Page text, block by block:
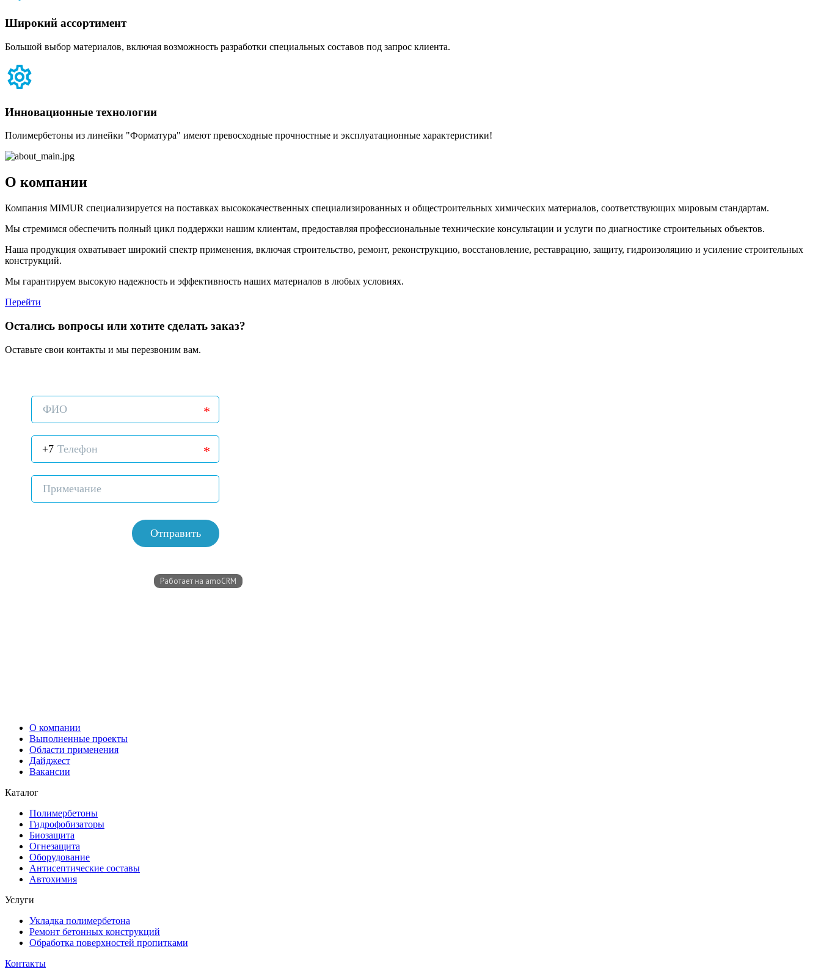
Широкий ассортимент
Большой выбор материалов, включая возможность разработки специальных составов под запрос клиента.
Инновационные технологии
Полимербетоны из линейки "Форматура" имеют превосходные прочностные и эксплуатационные характеристики!
О компании
Компания MIMUR специализируется на поставках высококачественных специализированных и общестроительных химических материалов, соответствующих мировым стандартам.
Мы стремимся обеспечить полный цикл поддержки нашим клиентам, предоставляя профессиональные технические консультации и услуги по диагностике строительных объектов.
Наша продукция охватывает широкий спектр применения, включая строительство, ремонт, реконструкцию, восстановление, реставрацию, защиту, гидроизоляцию и усиление строительных
конструкций.
Мы гарантируем высокую надежность и эффективность наших материалов в любых условиях.
Перейти
Остались вопросы или хотите сделать заказ?
Оставьте свои контакты и мы перезвоним вам.
О компании
Выполненные проекты
Области применения
Дайджест
Вакансии
Каталог
Полимербетоны
Гидрофобизаторы
Биозащита
Огнезащита
Оборудование
Антисептические составы
Автохимия
Услуги
Укладка полимербетона
Ремонт бетонных конструкций
Обработка поверхностей пропитками
Контакты